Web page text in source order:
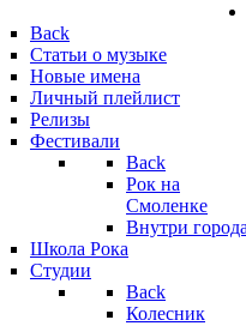
Back
Статьи о музыке
Новые имена
Личный плейлист
Релизы
Фестивали
Back
Рок на
Смоленке
Внутри
Школа Рока
Студии
Back
Колесник